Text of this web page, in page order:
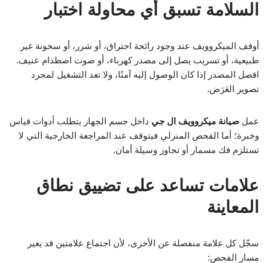
السلامة تسبق أي محاولة اختبار
أوقف الميكروويف عند وجود رائحة احتراق، أو شرر، أو سخونة غير
طبيعية، أو تسريب يصل إلى مصدر كهرباء، أو صوت اصطدام عنيف.
افصل المصدر إذا كان الوصول إليه آمنًا، ولا تعد التشغيل لمجرد
تصوير العَرَض.
عمل صيانة ميكروويف ال جي داخل جسم الجهاز يتطلب أدوات قياس
وخبرة؛ أما الفحص المنزلي فيتوقف عند المراجعة الخارجية التي لا
تستلزم فك مسمار أو تجاوز وسيلة أمان.
علامات تساعد على تضييق نطاق
المعاينة
سجّل كل علامة منفصلة عن الأخرى، لأن اجتماع علامتين قد يغير
مسار الفحص: